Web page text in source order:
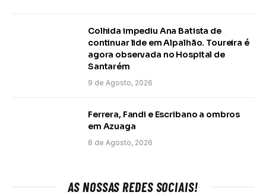
Colhida impediu Ana Batista de
continuar lide em Alpalhão. Toureira é
agora observada no Hospital de
Santarém
9 de Agosto, 2026
Ferrera, Fandi e Escribano a ombros
em Azuaga
8 de Agosto, 2026
AS NOSSAS REDES SOCIAIS!